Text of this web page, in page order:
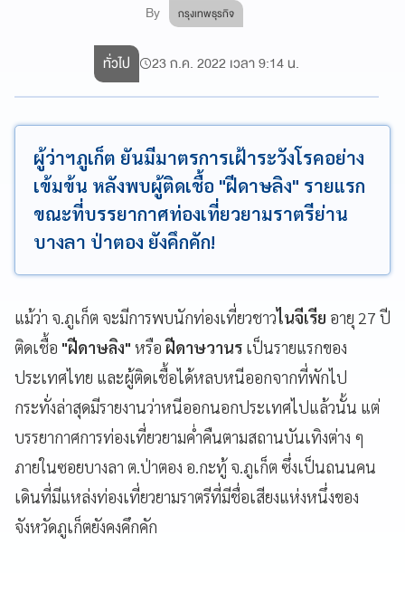
By กรุงเทพธุรกิจ
ทั่วไป 23 ก.ค. 2022 เวลา 9:14 น.
ผู้ว่าฯภูเก็ต ยันมีมาตรการเฝ้าระวังโรคอย่าง
เข้มข้น หลังพบผู้ติดเชื้อ "ฝีดาษลิง" รายแรก
ขณะที่บรรยากาศท่องเที่ยวยามราตรีย่าน
บางลา ป่าตอง ยังคึกคัก!
แม้ว่า จ.ภูเก็ต จะมีการพบนักท่องเที่ยวชาวไนจีเรีย อายุ 27 ปี
ติดเชื้อ "ฝีดาษลิง" หรือฝีดาษวานร เป็นรายแรกของ
ประเทศไทย และผู้ติดเชื้อได้หลบหนีออกจากที่พักไป
กระทั่งล่าสุดมีรายงานว่าหนีออกนอกประเทศไปแล้วนั้น แต่
บรรยากาศการท่องเที่ยวยามค่ำคืนตามสถานบันเทิงต่าง ๆ
ภายในซอยบางลา ต.ป่าตอง อ.กะทู้ จ.ภูเก็ต ซึ่งเป็นถนนคน
เดินที่มีแหล่งท่องเที่ยวยามราตรีที่มีชื่อเสียงแห่งหนึ่งของ
จังหวัดภูเก็ตยังคงคึกคัก